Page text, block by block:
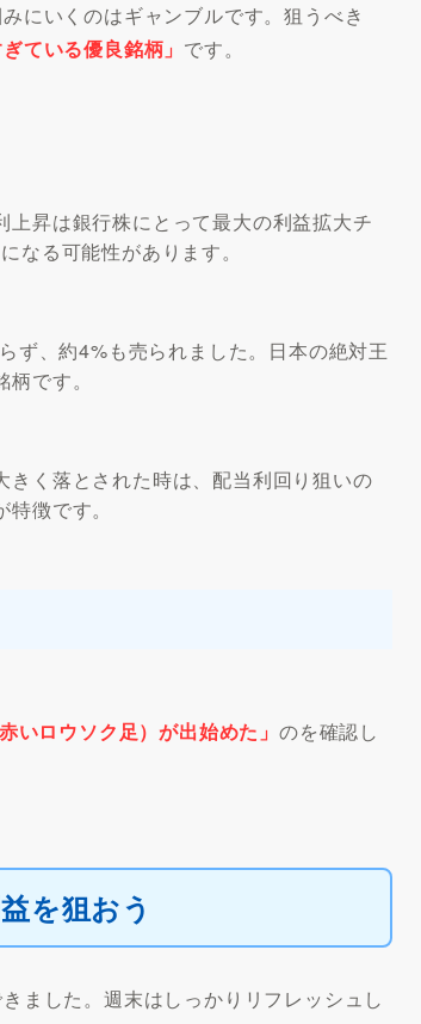
にいくのはギャンブルです。狙うべき
ている優良銘柄」 です。
昇は銀行株にとって最大の利益拡大チ
なる可能性があります。
ず、約4%も売られました。日本の絶対王
です。
く落とされた時は、配当利回り狙いの
徴です。
いロウソク足）が出始めた」のを確認し
を狙おう
ました。週末はしっかりリフレッシュし